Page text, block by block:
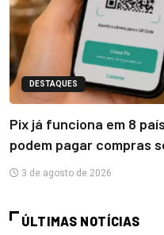
DESTAQUES
Pix já funciona em 8
podem pagar compras
3 de agosto de 2026
ÚLTIMAS NOTÍCIAS